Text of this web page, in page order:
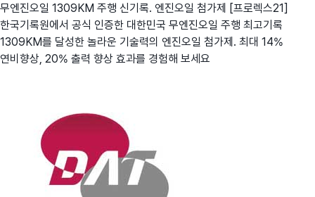
무엔진오일 1309KM 주행 신기록. 엔진오일 첨가제 [프로렉스21]
한국기록원에서 공식 인증한 대한민국 무엔진오일 주행 최고기록
1309KM를 달성한 놀라운 기술력의 엔진오일 첨가제. 최대 14%
연비향상, 20% 출력 향상 효과를 경험해 보세요